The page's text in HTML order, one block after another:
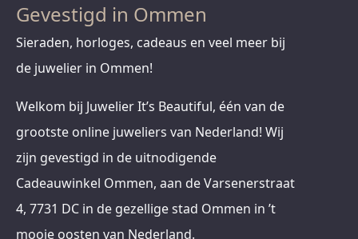
Gevestigd in Ommen
Sieraden, horloges, cadeaus en veel meer bij
de juwelier in Ommen!
Welkom bij Juwelier It’s Beautiful, één van de
grootste online juweliers van Nederland! Wij
zijn gevestigd in de uitnodigende
Cadeauwinkel Ommen, aan de Varsenerstraat
4, 7731 DC in de gezellige stad Ommen in ’t
mooie oosten van Nederland.